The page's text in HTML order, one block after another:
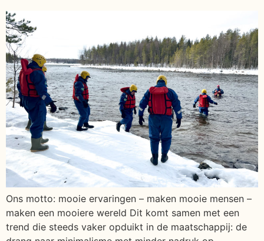
Ons motto: mooie ervaringen – maken mooie mensen –
maken een mooiere wereld Dit komt samen met een
trend die steeds vaker opduikt in de maatschappij: de